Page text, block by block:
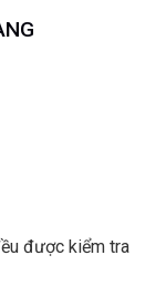
được kiểm tra